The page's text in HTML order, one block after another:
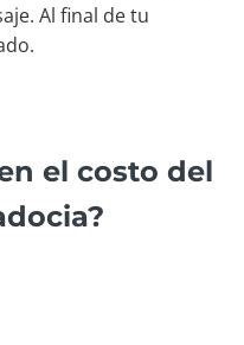
Al final de tu
el costo del